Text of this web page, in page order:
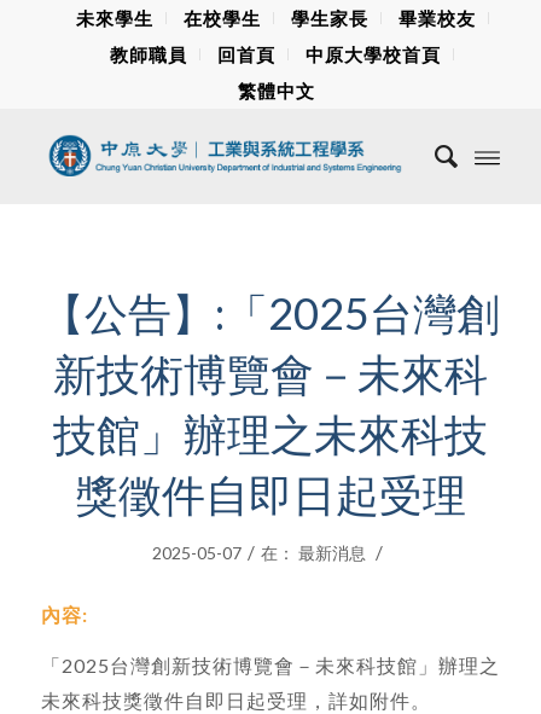
未來學生 在校學生 學生家長
畢業校友
教師職員
回首頁
中原大學校首頁
繁體中文
【公告】:「2025台灣創
新技術博覽會－未來科
技館」辦理之未來科技
獎徵件自即日起受理
2025-05-07 / 在： 最新消息 /
內容:
「2025台灣創新技術博覽會－未來科技館」辦理之
未來科技獎徵件自即日起受理，詳如附件。